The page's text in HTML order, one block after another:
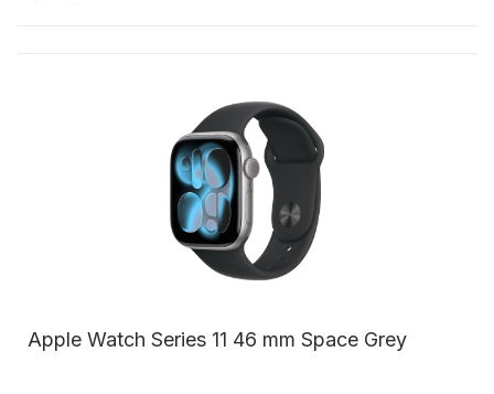
Apple Watch Series 11 46 mm Space Grey